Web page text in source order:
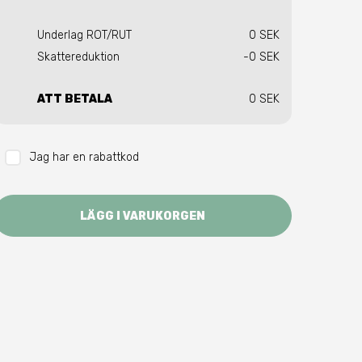
Underlag ROT/RUT
0 SEK
Skattereduktion
-0 SEK
ATT BETALA 0 SEK
Jag har en rabattkod
LÄGG I VARUKORGEN